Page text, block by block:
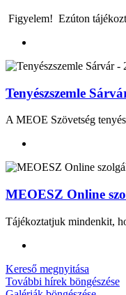
Figyelem! Ezúton
Tenyészszemle
A MEOE Szövetség
MEOESZ Online
Tájékoztatjuk mindenkit,
Kereső megnyitása
További hírek böngészése